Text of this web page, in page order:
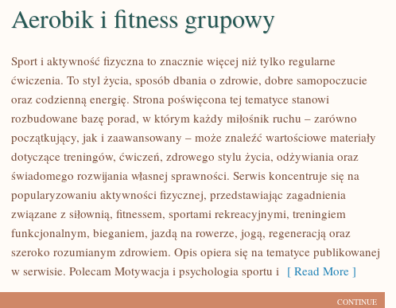
AEROBIK
FITNESS
GRUPOWY
Aerobik i fitness grupowy
Sport i aktywność fizyczna to znacznie więcej niż tylko regularne
ćwiczenia. To styl życia, sposób dbania o zdrowie, dobre samopoczucie
oraz codzienną energię. Strona poświęcona tej tematyce stanowi
rozbudowane bazę porad, w którym każdy miłośnik ruchu – zarówno
początkujący, jak i zaawansowany – może znaleźć wartościowe materiały
dotyczące treningów, ćwiczeń, zdrowego stylu życia, odżywiania oraz
świadomego rozwijania własnej sprawności. Serwis koncentruje się na
popularyzowaniu aktywności fizycznej, przedstawiając zagadnienia
związane z siłownią, fitnessem, sportami rekreacyjnymi, treningiem
funkcjonalnym, bieganiem, jazdą na rowerze, jogą, regeneracją oraz
szeroko rozumianym zdrowiem. Opis opiera się na tematyce publikowanej
w serwisie. Polecam Motywacja i psychologia sportu i [ Read More ]
CONTINUE